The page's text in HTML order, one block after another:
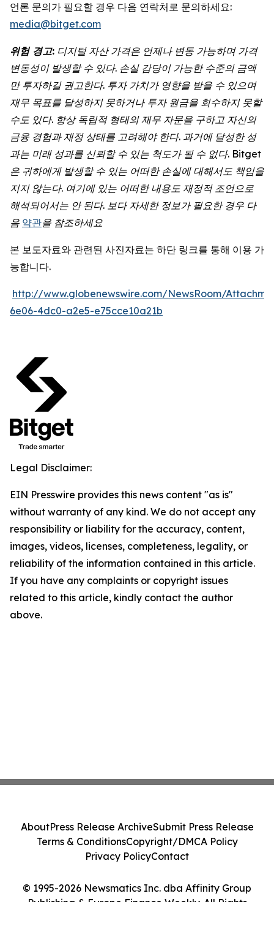
언론 문의가 필요할 경우 다음 연락처로 문의하세요:
media@bitget.com
위험 경고: 디지털 자산 가격은 언제나 변동 가능하며 가격
변동성이 발생할 수 있다. 손실 감당이 가능한 수준의 금액
만 투자하길 권고한다. 투자 가치가 영향을 받을 수 있으며
재무 목표를 달성하지 못하거나 투자 원금을 회수하지 못할
수도 있다. 항상 독립적 형태의 재무 자문을 구하고 자신의
금융 경험과 재정 상태를 고려해야 한다. 과거에 달성한 성
과는 미래 성과를 신뢰할 수 있는 척도가 될 수 없다. Bitget
은 귀하에게 발생할 수 있는 어떠한 손실에 대해서도 책임을
지지 않는다. 여기에 있는 어떠한 내용도 재정적 조언으로
해석되어서는 안 된다. 보다 자세한 정보가 필요한 경우 다
음 약관을 참조하세요
본 보도자료와 관련된 사진자료는 하단 링크를 통해 이용 가
능합니다.
http://www.globenewswire.com/NewsRoom/
6e06-4dc0-a2e5-e75cce10a21b
Legal Disclaimer:
EIN Presswire provides this news content "as is"
without warranty of any kind. We do not accept any
responsibility or liability for the accuracy, content,
images, videos, licenses, completeness, legality, or
reliability of the information contained in this article.
If you have any complaints or copyright issues
related to this article, kindly contact the author
above.
© 1995-2026 Newsmatics Inc. dba Affinity Group
Publishing & Europe Finance Weekly. All Rights
AboutPress Release ArchiveSubmit Press Release
Terms & ConditionsCopyright/DMCA Policy
Privacy PolicyContact